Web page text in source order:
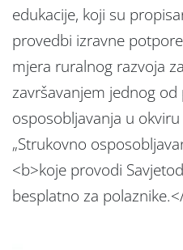
edukacije, koji su
provedbi izravne
mjera ruralnog razvoja
završavanjem jednog
osposobljavanja u
„Strukovno
<b>koje provodi
besplatno za